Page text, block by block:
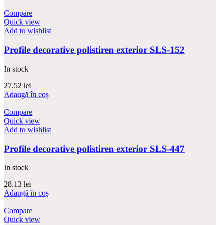
Compare
Quick view
Add to wishlist
Profile decorative polistiren exterior SLS-152
In stock
27.52 lei
Adaugă în coș
Compare
Quick view
Add to wishlist
Profile decorative polistiren exterior SLS-447
In stock
28.13 lei
Adaugă în coș
Compare
Quick view